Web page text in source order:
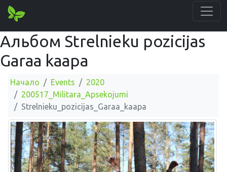
Альбом Strelnieku pozicijas
Garaa kaapa
Начало Events
2020
200517_Militara_Apsekojumi
Strelnieku_pozicijas_Garaa_kaapa